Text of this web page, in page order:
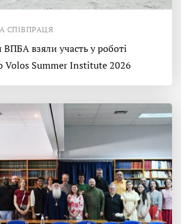
СПІВПРАЦЯ
взяли участь у роботі
Volos Summer Institute 2026